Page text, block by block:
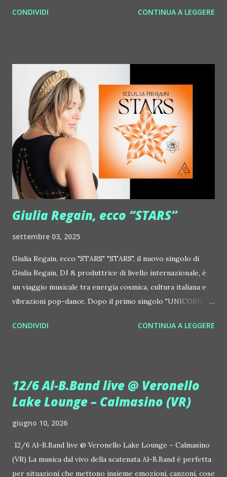
http://www.myspace.com/benderbyetone Chapelier Fou ::
Deian :: http://www.myspace.com/deiansong Dixon ::
http://www.myspace.com/justdixon Frivolous ::
http://www.myspace.com/frivolouslive Frost ::
http://www.myspace.com/frostnorway Gonzales ::
http://www.myspace.com/gonzpiration Italian Laptop
Orchestra feat. Alessio Bertallot Jimmy Edgar ::
http://www.myspace.com/colorstrip Jon Hopkins ::
http://www.myspace.com/jonhopkins Le Luci della
Centrale Elettrica Loco Dice ::
http://www.myspace.com/locod...
CONDIVIDI CONTINUA A LEGGERE
Giulia Regain, ecco “STARS”
settembre 03, 2025
Giulia Regain, ecco "STARS" "STARS", il nuovo singolo di
Giulia Regain, DJ & produttrice di livello internazionale, è
un viaggio musicale tra energia cosmica, cultura italiana e
vibrazioni pop-dance. Dopo il primo singolo "UNICORN",
seconda release intitolata "STARS", interpretata dalla voce
tra Giulia Regain e Dhany, già insieme in precedenti
produzioni come "My Memories" (Universal) e "We Are
connessione universale: un invito a riscoprire la nostra
natura di starseed, figli delle stelle, capaci di portare luce,
creatività ed empatia nel mondo. Con "STARS" Giulia Regain
porta avanti la sua visione musicale che fonde dance
CONDIVIDI CONTINUA A LEGGERE
12/6 Al-B.Band live @ Veronello
Lake Lounge – Calmasino (VR)
giugno 10, 2026
12/6 Al-B.Band live @ Veronello Lake Lounge – Calmasino
(VR) La musica dal vivo della scatenata Al-B.Band è perfetta
per situazioni che mettono insieme emozioni, canzoni, cose